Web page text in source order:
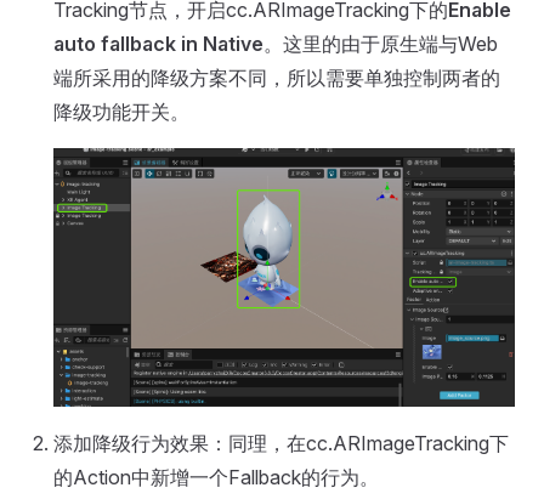
Tracking节点，开启cc.ARImageTracking下的Enable
auto fallback in Native。这里的由于原生端与Web
端所采用的降级方案不同，所以需要单独控制两者的
降级功能开关。
添加降级行为效果：同理，在cc.ARImageTracking下
的Action中新增一个Fallback的行为。